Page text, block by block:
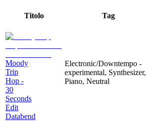
Titolo Tag
Moody
Trip
Hop -
30
Seconds
Edit
Databend
Electronic/Downtempo -
experimental, Synthesizer,
Piano, Neutral